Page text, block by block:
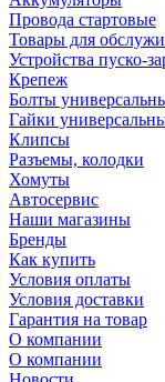
Провода стартовые
Товары для
Устройства пуско-
Крепеж
Болты
Гайки
Клипсы
Разъемы, колодки
Хомуты
Автосервис
Наши магазины
Бренды
Как купить
Условия оплаты
Условия доставки
Гарантия на товар
О компании
О компании